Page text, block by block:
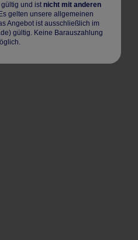
gültig und ist nicht mit anderen
gelten unsere allgemeinen
Angebot ist ausschließlich im
gültig. Keine Barauszahlung